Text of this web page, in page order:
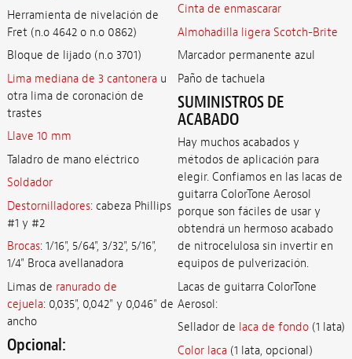
Herramienta de nivelación de
Fret (n.o 4642 o n.o 0862)
Bloque de lijado (n.o 3701)
Lima mediana de 3 cantonera u
otra lima de coronación de
trastes
Llave 10 mm
Taladro de mano eléctrico
Soldador
Destornilladores: cabeza Phillips
#1 y #2
Brocas: 1/16", 5/64", 3/32", 5/16",
1/4" Broca avellanadora
Limas de ranurado de
cejuela: 0,035", 0,042" y 0,046" de
ancho
Opcional:
Cinta de enmascarar
Almohadilla ligera Scotch-Brite
Marcador permanente azul
Paño de tachuela
SUMINISTROS DE
ACABADO
Hay muchos acabados y
métodos de aplicación para
elegir. Confiamos en las lacas de
guitarra ColorTone Aerosol
porque son fáciles de usar y
obtendrá un hermoso acabado
de nitrocelulosa sin invertir en
equipos de pulverización.
Lacas de guitarra ColorTone
Aerosol:
Sellador de laca de fondo(1 lata)
Color laca(1 lata, opcional)